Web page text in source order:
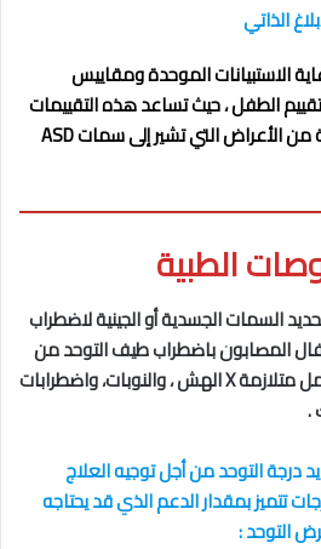
الذاتي
الاستبيانات الموحدة ومقاييس
الطفل ، حيث تساعد هذه التقييمات
الأخصائي في تقييم مجموعة من الأعراض التي تشير إلى سمات ASD
الطبية
السمات الجسدية أو الجينية لاضطراب
المصابون باضطراب طيف التوحد من
بعض الحالات الطبية التي تشمل متلازمة X الهش ، والنوبات، واضطرابات
.
التوحد من أجل توجيه العلاج
تتميز بمقدار الدعم الذي قد يحتاجه
التوحد :